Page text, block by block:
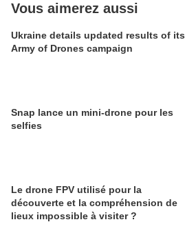
Vous aimerez aussi
Ukraine details updated results of its
Army of Drones campaign
Snap lance un mini-drone pour les
selfies
Le drone FPV utilisé pour la
découverte et la compréhension de
lieux impossible à visiter ?